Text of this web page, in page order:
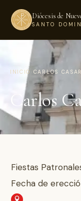
Diócesis de
SANTO
INICIO CARLOS
Carlos
Fiestas
Fecha de